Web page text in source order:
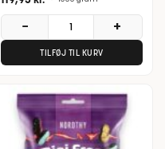
− +
TILFØJ TIL KURV